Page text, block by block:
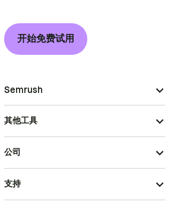
开始免费试用
Semrush
其他工具
公司
支持